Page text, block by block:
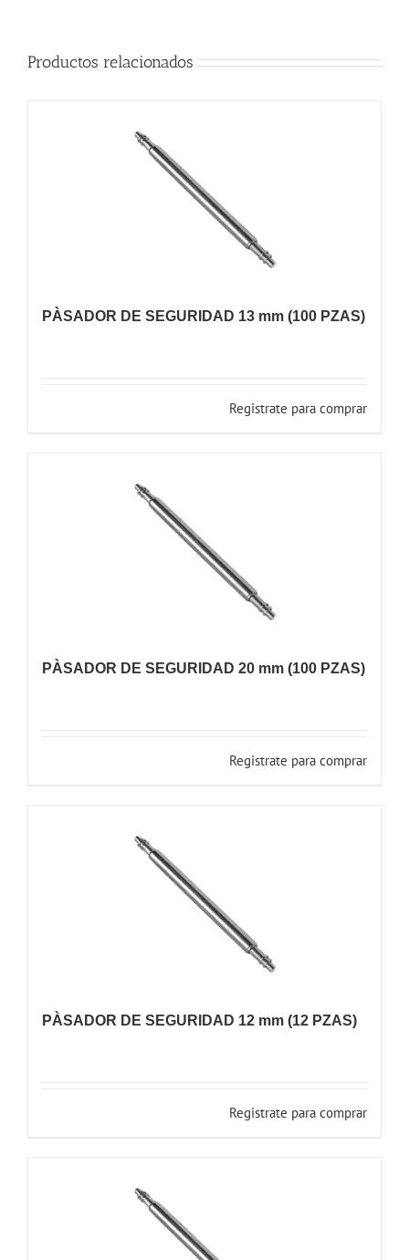
Productos relacionados
PÀSADOR DE SEGURIDAD 13 mm (100 PZAS)
Registrate para comprar
PÀSADOR DE SEGURIDAD 20 mm (100 PZAS)
Registrate para comprar
PÀSADOR DE SEGURIDAD 12 mm (12 PZAS)
Registrate para comprar